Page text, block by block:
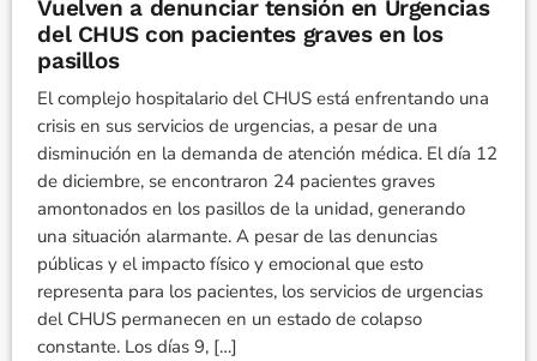
Vuelven a denunciar tensión en Urgencias
del CHUS con pacientes graves en los
pasillos
El complejo hospitalario del CHUS está enfrentando una
crisis en sus servicios de urgencias, a pesar de una
disminución en la demanda de atención médica. El día 12
de diciembre, se encontraron 24 pacientes graves
amontonados en los pasillos de la unidad, generando
una situación alarmante. A pesar de las denuncias
públicas y el impacto físico y emocional que esto
representa para los pacientes, los servicios de urgencias
del CHUS permanecen en un estado de colapso
constante. Los días 9, […]